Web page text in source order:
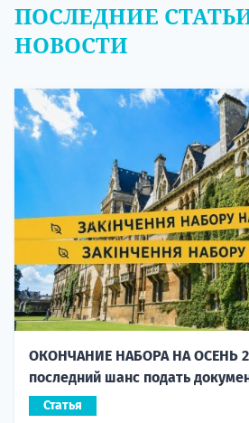
ПОСЛЕДНИЕ
НОВОСТИ
ОКОНЧАНИЕ НАБОРА НА ОСЕНЬ
последний шанс подать
Статья